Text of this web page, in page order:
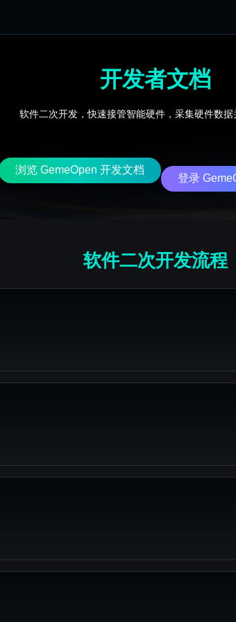
开发者文档
软件二次开发，快速接管智能硬件，采集硬件数据
浏览 GemeOpen 开发文档
登录
软件二次开发流程